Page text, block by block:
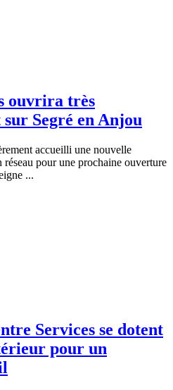
ouvrira très
Segré en Anjou
accueilli une nouvelle
réseau pour une prochaine ouverture
...
Services se dotent
pour un